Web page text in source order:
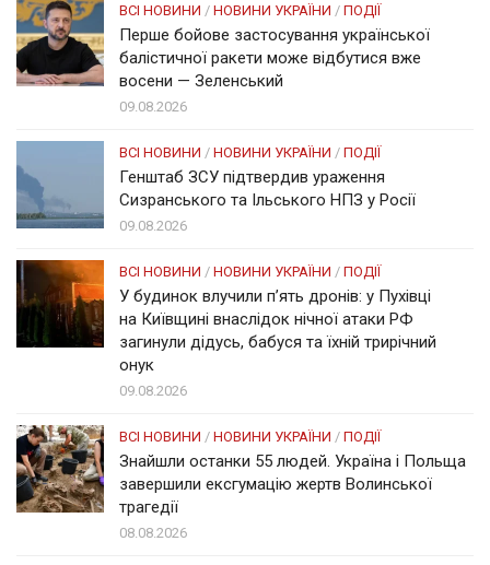
ВСІ НОВИНИ / НОВИНИ УКРАЇНИ / ПОДІЇ
Перше бойове застосування української
балістичної ракети може відбутися вже
восени — Зеленський
09.08.2026
ВСІ НОВИНИ / НОВИНИ УКРАЇНИ / ПОДІЇ
Генштаб ЗСУ підтвердив ураження
Сизранського та Ільського НПЗ у Росії
09.08.2026
ВСІ НОВИНИ / НОВИНИ УКРАЇНИ / ПОДІЇ
У будинок влучили п’ять дронів: у Пухівці
на Київщині внаслідок нічної атаки РФ
загинули дідусь, бабуся та їхній трирічний
онук
09.08.2026
ВСІ НОВИНИ / НОВИНИ УКРАЇНИ / ПОДІЇ
Знайшли останки 55 людей. Україна і Польща
завершили ексгумацію жертв Волинської
трагедії
08.08.2026